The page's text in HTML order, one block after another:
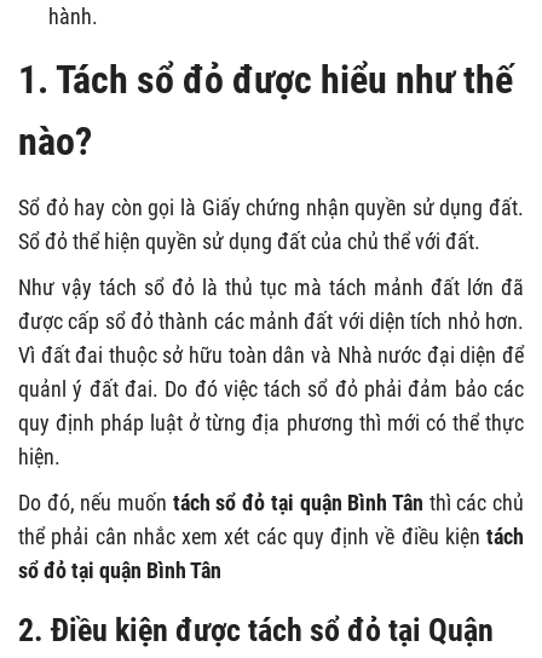
hành.
1. Tách sổ đỏ được hiểu như thế
nào?
Sổ đỏ hay còn gọi là Giấy chứng nhận quyền sử dụng đất.
Sổ đỏ thể hiện quyền sử dụng đất của chủ thể với đất.
Như vậy tách sổ đỏ là thủ tục mà tách mảnh đất lớn đã
được cấp sổ đỏ thành các mảnh đất với diện tích nhỏ hơn.
Vì đất đai thuộc sở hữu toàn dân và Nhà nước đại diện để
quảnl ý đất đai. Do đó việc tách sổ đỏ phải đảm bảo các
quy định pháp luật ở từng địa phương thì mới có thể thực
hiện.
Do đó, nếu muốn tách sổ đỏ tại quận Bình Tân thì các chủ
thể phải cân nhắc xem xét các quy định về điều kiện tách
sổ đỏ tại quận Bình Tân
2. Điều kiện được tách sổ đỏ tại Quận